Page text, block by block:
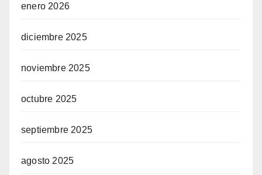
enero 2026
diciembre 2025
noviembre 2025
octubre 2025
septiembre 2025
agosto 2025